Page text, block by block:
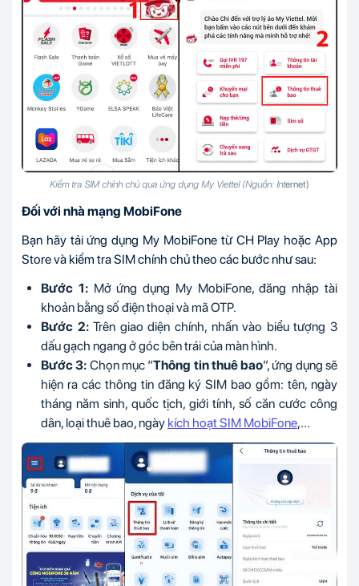
Kiểm tra SIM chính chủ qua ứng dụng My Viettel (Nguồn: Internet)
Đối với nhà mạng MobiFone
Bạn hãy tải ứng dụng My MobiFone từ CH Play hoặc App
Store và kiểm tra SIM chính chủ theo các bước như sau:
Bước 1:Mở ứng dụng My MobiFone, đăng nhập tài
khoản bằng số điện thoại và mã OTP.
Bước 2:Trên giao diện chính, nhấn vào biểu tượng 3
dấu gạch ngang ở góc bên trái của màn hình.
Bước 3: Chọn mục “Thông tin thuê bao”, ứng dụng sẽ
hiện ra các thông tin đăng ký SIM bao gồm: tên, ngày
tháng năm sinh, quốc tịch, giới tính, số căn cước công
dân, loại thuê bao, ngày kích hoạt SIM MobiFone,...